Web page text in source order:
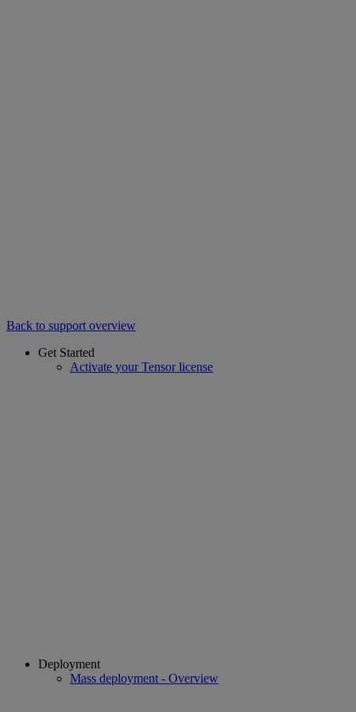
Back to support overview
Get Started
Activate your Tensor license
Deployment
Mass deployment - Overview